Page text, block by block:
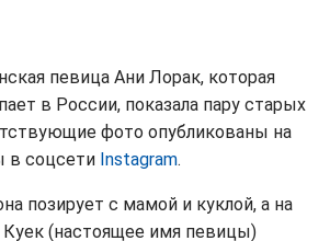
певица Ани Лорак, которая
в России, показала пару старых
фото опубликованы на
в соцсети Instagram.
позирует с мамой и куклой, а на
Куек (настоящее имя певицы)